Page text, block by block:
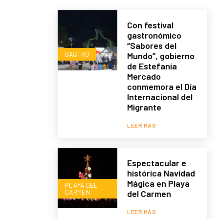
GASTRO
Con festival
gastronómico
“Sabores del
Mundo”, gobierno
de Estefanía
Mercado
conmemora el Día
Internacional del
Migrante
LEER MÁS
PLAYA DEL
CARMEN
Espectacular e
histórica Navidad
Mágica en Playa
del Carmen
LEER MÁS